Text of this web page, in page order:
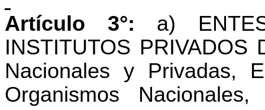
Artículo 3°: a)
INSTITUTOS PRIVADOS
Nacionales y Privadas,
Organismos